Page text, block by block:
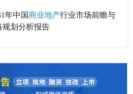
年中国商业地产行业市场前瞻与
规划分析报告